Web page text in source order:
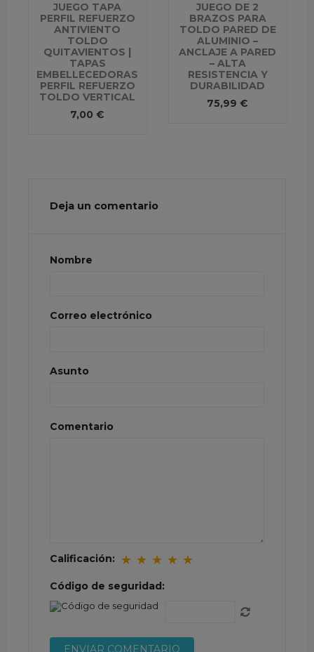
JUEGO TAPA
PERFIL REFUERZO
ANTIVIENTO
TOLDO
QUITAVIENTOS |
TAPAS
EMBELLECEDORAS
PERFIL REFUERZO
TOLDO VERTICAL
7,00 €
JUEGO DE 2
BRAZOS PARA
TOLDO PARED DE
ALUMINIO –
ANCLAJE A PARED
– ALTA
RESISTENCIA Y
DURABILIDAD
75,99 €
Deja un comentario
Nombre
Correo electrónico
Asunto
Comentario
Calificación: ★ ★ ★ ★ ★
Código de seguridad: